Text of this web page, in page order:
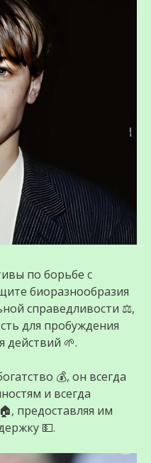
по борьбе с
биоразнообразия
справедливости ⚖️,
для пробуждения
действий 🌱.
💰, он всегда
и всегда
предоставляя им
💵.